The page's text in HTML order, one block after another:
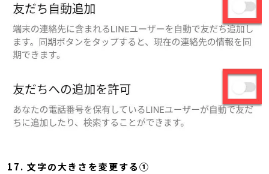
17. 文字の大きさを変更する①